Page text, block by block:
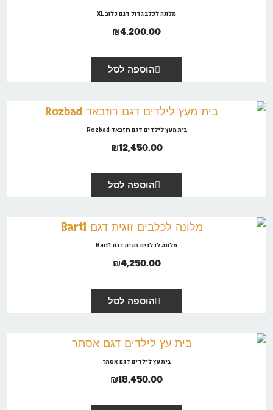
מלונה לכלב גדול דגם כלוב XL
₪4,200.00
הוספה לסל
בית מעץ לילדים דגם רוזבאד Rozbad
₪12,450.00
הוספה לסל
מלונה לכלבים זוגית דגם Bart1
₪4,250.00
הוספה לסל
בית עץ לילדים דגם אסתר
₪18,450.00